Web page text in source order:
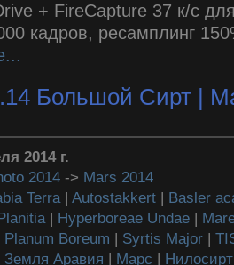
+ FireCapture 37 к/с
кадров, ресамплинг
Большой Сирт |
2014 г.
2014 -> Mars 2014
Terra| Autostakkert | Basler
| Hyperboreae Undae |
Planum Boreum | Syrtis Major |
Земля Аравия | Марс | Нилосирт